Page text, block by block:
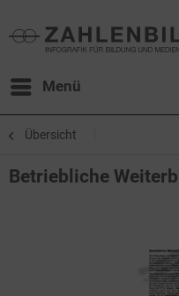
Menü
Übersicht
Betriebliche